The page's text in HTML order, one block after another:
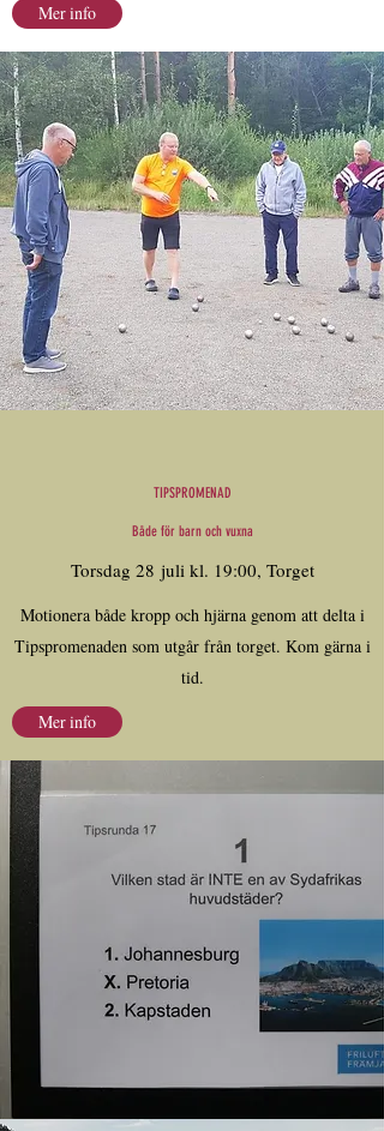
Mer info
TIPSPROMENAD
Både för barn och vuxna
Torsdag 28 juli kl. 19:00, Torget
Motionera både kropp och hjärna genom att delta i
Tipspromenaden som utgår från torget. Kom gärna i
tid.
Mer info